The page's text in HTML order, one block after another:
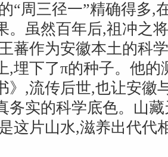
“周三径一”精确得多,
。虽然百年后,祖冲之
蕃作为安徽本土的科
,埋下了π的种子。他的
》,流传后世,也让安徽
务实的科学底色。山
这片山水,滋养出代代